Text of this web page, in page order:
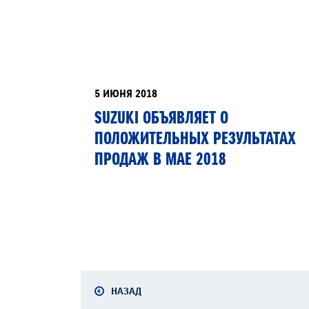
5 ИЮНЯ 2018
SUZUKI ОБЪЯВЛЯЕТ О
ПОЛОЖИТЕЛЬНЫХ РЕЗУЛЬТАТАХ
ПРОДАЖ В МАЕ 2018
НАЗАД